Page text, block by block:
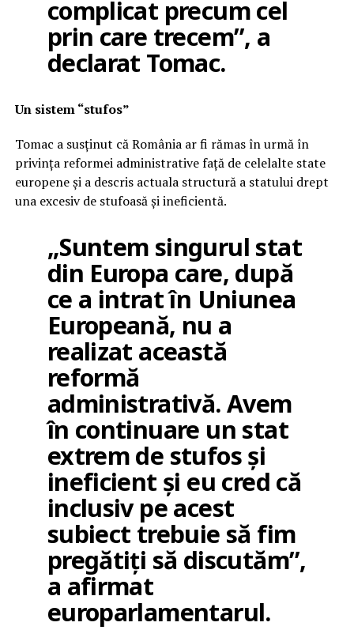
complicat precum cel
prin care trecem”, a
declarat Tomac.
Un sistem “stufos”
Tomac a susținut că România ar fi rămas în urmă în
privința reformei administrative față de celelalte state
europene și a descris actuala structură a statului drept
una excesiv de stufoasă și ineficientă.
„Suntem singurul stat
din Europa care, după
ce a intrat în Uniunea
Europeană, nu a
realizat această
reformă
administrativă. Avem
în continuare un stat
extrem de stufos și
ineficient și eu cred că
inclusiv pe acest
subiect trebuie să fim
pregătiți să discutăm”,
a afirmat
europarlamentarul.